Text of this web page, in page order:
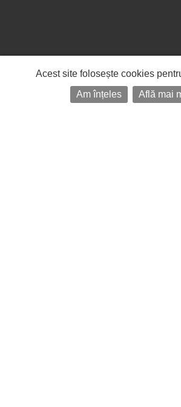
Acest site folosește cookies
Am înțeles
Află mai